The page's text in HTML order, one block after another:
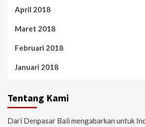
April 2018
Maret 2018
Februari 2018
Januari 2018
Tentang Kami
Dari Denpasar Bali mengabarkan untuk